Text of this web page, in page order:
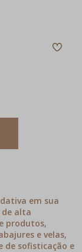
em sua
de alta
produtos,
e velas,
de sofisticação e